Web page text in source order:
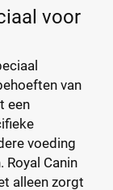
(72)
(25)
€
voor
van
een
voeding
Royal Canin
alleen zorgt